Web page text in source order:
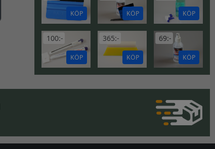
KÖP KÖP KÖP
100:-
KÖP
365:-
KÖP
69:-
KÖP